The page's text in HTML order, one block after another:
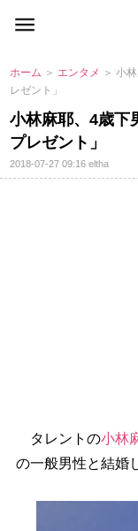
ホーム ＞ エンタメ ＞ 小
レゼント」
小林麻耶、4歳下
プレゼント」
2018-07-27 09:16eltha
タレントの小林
の一般男性と結婚